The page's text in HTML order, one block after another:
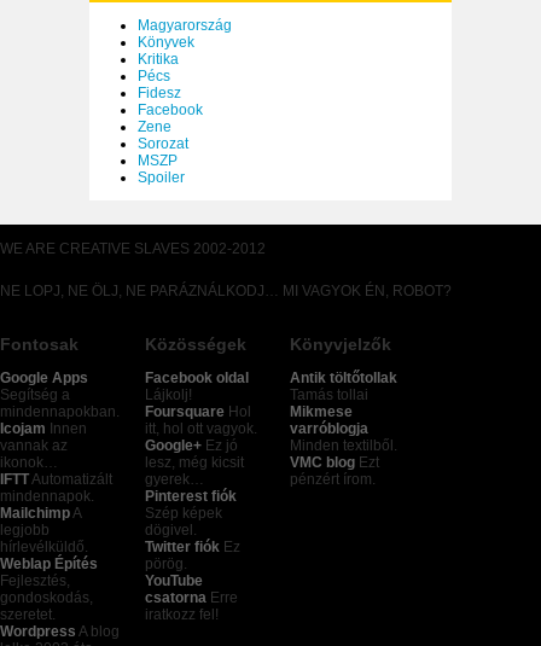
Magyarország
Könyvek
Kritika
Pécs
Fidesz
Facebook
Zene
Sorozat
MSZP
Spoiler
WE ARE CREATIVE SLAVES 2002-2012
NE LOPJ, NE ÖLJ, NE PARÁZNÁLKODJ… MI VAGYOK ÉN, ROBOT?
Fontosak
Google Apps
Segítség a
mindennapokban.
Icojam Innen
vannak az
ikonok…
IFTT Automatizált
mindennapok.
Mailchimp A
legjobb
hírlevélküldő.
Weblap Építés
Fejlesztés,
gondoskodás,
szeretet.
Wordpress A blog
Közösségek
Facebook oldal
Lájkolj!
Foursquare Hol
itt, hol ott vagyok.
Google+ Ez jó
lesz, még kicsit
gyerek…
Pinterest fiók
Szép képek
dögivel.
Twitter fiók Ez
pörög.
YouTube
csatorna Erre
iratkozz fel!
Könyvjelzők
Antik töltőtollak
Tamás tollai
Mikmese
varróblogja
Minden textilből.
VMC blog Ezt
pénzért írom.